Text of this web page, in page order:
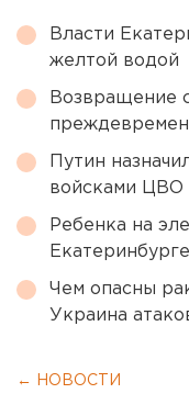
Власти
желтой водой
Возвращение
Путин
войсками ЦВО
Ребенка на
Екатеринбурге
Чем опасны
Украина
← НОВОСТИ